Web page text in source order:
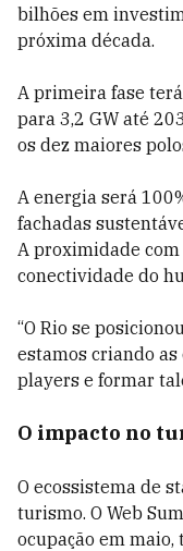
bilhões em
próxima década.
A primeira fase
para 3,2 GW até
os dez maiores
A energia será
fachadas
A proximidade
conectividade do
“O Rio se
estamos criando
players e formar
O impacto no
O ecossistema de
turismo. O Web
ocupação em